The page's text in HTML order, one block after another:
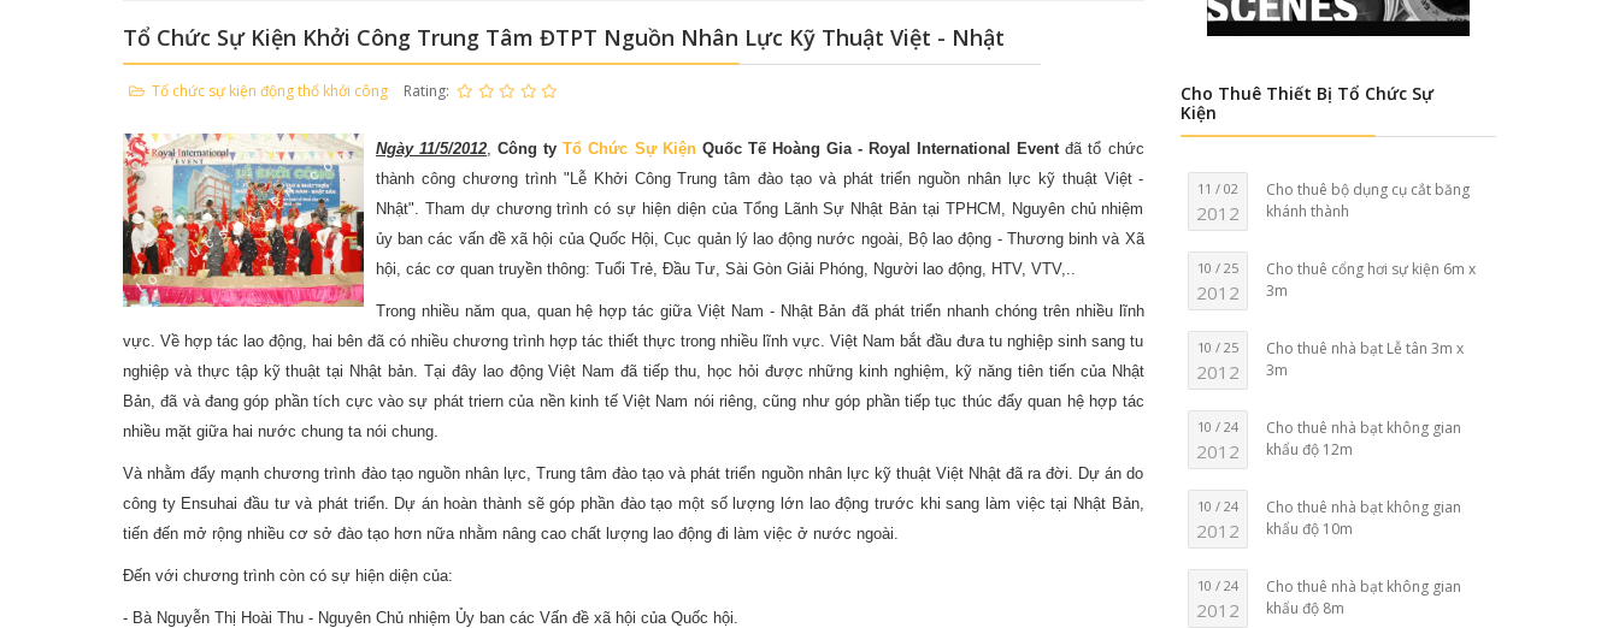
Tổ Chức Sự Kiện Khởi Công Trung Tâm ĐTPT Nguồn Nhân Lực Kỹ Thuật Việt - Nhật
Tổ chức sự kiện động thổ khởi công Rating:
Ngày 11/5/2012,Công tyTổ Chức Sự KiệnQuốc Tế Hoàng Gia - Royal International Eventđã tổ chức
thành công chương trình "Lễ Khởi Công Trung tâm đào tạo và phát triển nguồn nhân lực kỹ thuật Việt -
Nhật". Tham dự chương trình có sự hiện diện của Tổng Lãnh Sự Nhật Bản tại TPHCM, Nguyên chủ nhiệm
ủy ban các vấn đề xã hội của Quốc Hội, Cục quản lý lao động nước ngoài, Bộ lao động - Thương binh và Xã
hội, các cơ quan truyền thông: Tuổi Trẻ, Đầu Tư, Sài Gòn Giải Phóng, Người lao động, HTV, VTV,..
Trong nhiều năm qua, quan hệ hợp tác giữa Việt Nam - Nhật Bản đã phát triển nhanh chóng trên nhiều lĩnh
vực. Về hợp tác lao động, hai bên đã có nhiều chương trình hợp tác thiết thực trong nhiều lĩnh vực. Việt Nam bắt đầu đưa tu nghiệp sinh sang tu
nghiệp và thực tập kỹ thuật tại Nhật bản. Tại đây lao động Việt Nam đã tiếp thu, học hỏi được những kinh nghiệm, kỹ năng tiên tiến của Nhật
Bản, đã và đang góp phần tích cực vào sự phát triern của nền kinh tế Việt Nam nói riêng, cũng như góp phần tiếp tục thúc đẩy quan hệ hợp tác
nhiều mặt giữa hai nước chung ta nói chung.
Và nhằm đẩy mạnh chương trình đào tạo nguồn nhân lực, Trung tâm đào tạo và phát triển nguồn nhân lực kỹ thuật Việt Nhật đã ra đời. Dự án do
công ty Ensuhai đầu tư và phát triển. Dự án hoàn thành sẽ góp phần đào tạo một số lượng lớn lao động trước khi sang làm việc tại Nhật Bản,
tiến đến mở rộng nhiều cơ sở đào tạo hơn nữa nhằm nâng cao chất lượng lao động đi làm việc ở nước ngoài.
Đến với chương trình còn có sự hiện diện của:
- Bà Nguyễn Thị Hoài Thu - Nguyên Chủ nhiệm Ủy ban các Vấn đề xã hội của Quốc hội.
Cho Thuê Thiết Bị Tổ Chức Sự
Kiện
11 / 02
2012
Cho thuê bộ dụng cụ cắt băng
khánh thành
10 / 25
2012
Cho thuê cổng hơi sự kiện 6m x
3m
10 / 25
2012
Cho thuê nhà bạt Lễ tân 3m x
3m
10 / 24
2012
Cho thuê nhà bạt không gian
khẩu độ 12m
10 / 24
2012
Cho thuê nhà bạt không gian
khẩu độ 10m
10 / 24
2012
Cho thuê nhà bạt không gian
khẩu độ 8m